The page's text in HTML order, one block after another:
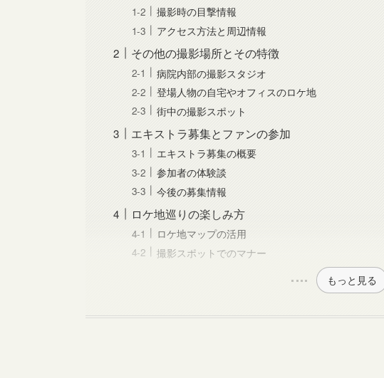
撮影時の目撃情報
アクセス方法と周辺情報
その他の撮影場所とその特徴
病院内部の撮影スタジオ
登場人物の自宅やオフィスのロケ地
街中の撮影スポット
エキストラ募集とファンの参加
エキストラ募集の概要
参加者の体験談
今後の募集情報
ロケ地巡りの楽しみ方
ロケ地マップの活用
撮影スポットでのマナー
もっと見る